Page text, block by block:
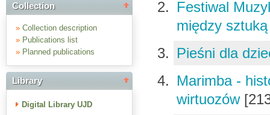
Collection
» Collection description
» Publications list
» Planned publications
Library
Digital Library UJD
Festiwal
między
Pieśni dla
Marimba -
wirtuozów